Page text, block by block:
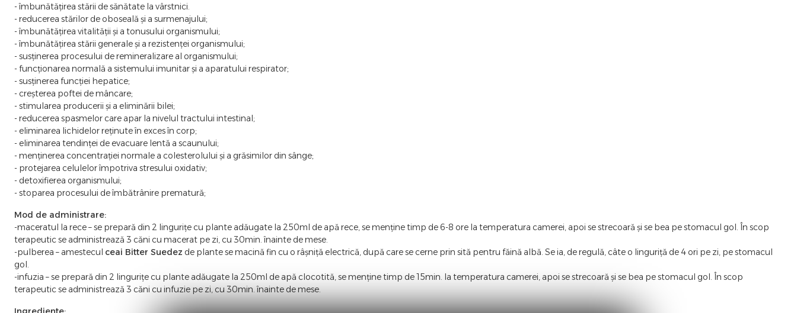
- îmbunătățirea stării de sănătate la vârstnici.
- reducerea stărilor de oboseală și a surmenajului;
- îmbunătățirea vitalității și a tonusului organismului;
- îmbunătățirea stării generale și a rezistenței organismului;
- susținerea procesului de remineralizare al organismului;
- funcționarea normală a sistemului imunitar și a aparatului respirator;
- susținerea funcției hepatice;
- creșterea poftei de mâncare;
- stimularea producerii și a eliminării bilei;
- reducerea spasmelor care apar la nivelul tractului intestinal;
- eliminarea lichidelor reținute în exces în corp;
- eliminarea tendinței de evacuare lentă a scaunului;
- menținerea concentrației normale a colesterolului și a grăsimilor din sânge;
- protejarea celulelor împotriva stresului oxidativ;
- detoxifierea organismului;
- stoparea procesului de îmbătrânire prematură;
Mod de administrare:
-maceratul la rece – se prepară din 2 lingurițe cu plante adăugate la 250ml de apă rece, se menține timp de 6-8 ore la temperatura camerei, apoi se strecoară și se bea pe stomacul gol. În scop
terapeutic se administrează 3 căni cu macerat pe zi, cu 30min. înainte de mese.
-pulberea – amestecul ceai Bitter Suedez de plante se macină fin cu o râșniță electrică, după care se cerne prin sită pentru făină albă. Se ia, de regulă, câte o linguriță de 4 ori pe zi, pe stomacul
gol.
-infuzia – se prepară din 2 lingurițe cu plante adăugate la 250ml de apă clocotită, se menține timp de 15min. la temperatura camerei, apoi se strecoară și se bea pe stomacul gol. În scop
terapeutic se administrează 3 căni cu infuzie pe zi, cu 30min. înainte de mese.